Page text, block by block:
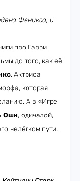
Феникса, и
про Гарри
до того, как её
. Актриса
которая
А в «Игре
Оши, одичалой,
нелёгком пути.